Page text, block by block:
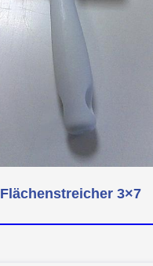
Flächenstreicher 3×7